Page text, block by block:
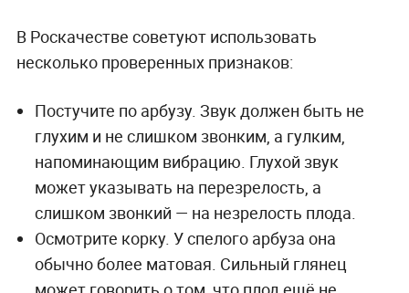
В Роскачестве советуют использовать
несколько проверенных признаков:
Постучите по арбузу. Звук должен быть не
глухим и не слишком звонким, а гулким,
напоминающим вибрацию. Глухой звук
может указывать на перезрелость, а
слишком звонкий — на незрелость плода.
Осмотрите корку. У спелого арбуза она
обычно более матовая. Сильный глянец